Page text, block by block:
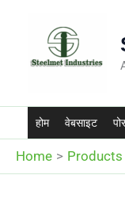
होम वेबसाइट
Home Products